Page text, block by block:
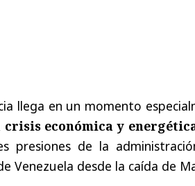
llega en un momento
crisis económica y
presiones de la
Venezuela desde la caída de